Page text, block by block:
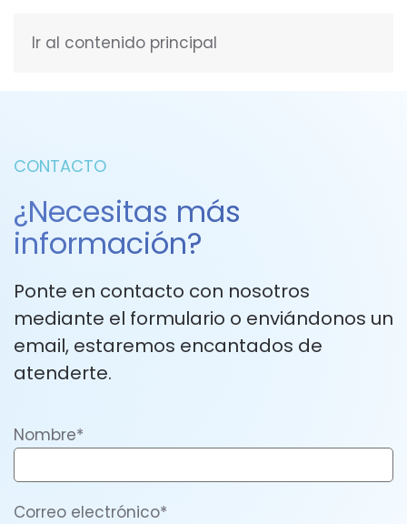
Ir al contenido principal
CONTACTO
¿Necesitas más
información?
Ponte en contacto con nosotros
mediante el formulario o enviándonos un
email, estaremos encantados de
atenderte.
Nombre*
Correo electrónico*